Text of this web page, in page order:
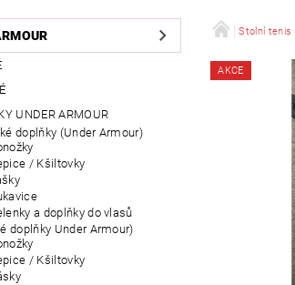
NÁM MOJE OBJEDNÁVKA
UNDER ARMOUR
doplňky (Under Armour)
/ Kšiltovky
a doplňky do vlasů
doplňky Under Armour)
/ Kšiltovky
Stolní tenis
AKCE